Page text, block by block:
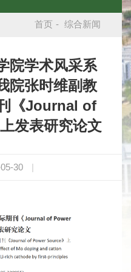
首页 - 综合新闻
院学术风采系
院张时维副教
《Journal of
发表研究论文
30 |